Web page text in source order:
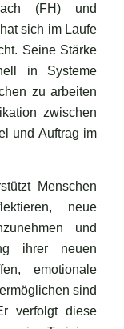
(FH) und
sich im Laufe
Seine Stärke
in Systeme
zu arbeiten
zwischen
und Auftrag im
Menschen
neue
und
ihrer neuen
emotionale
sind
verfolgt diese